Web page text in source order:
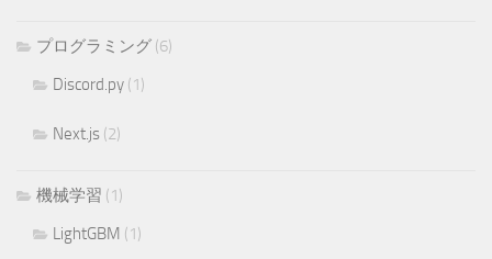
プログラミング (6)
Discord.py (1)
Next.js (2)
機械学習 (1)
LightGBM (1)